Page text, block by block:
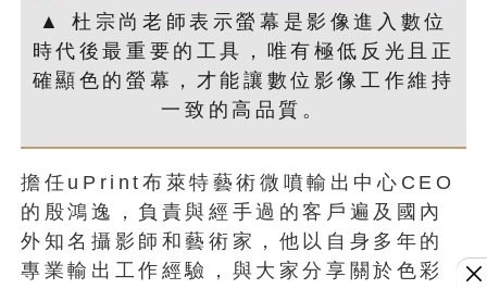
▲ 杜宗尚老師表示螢幕是影像進入數位
時代後最重要的工具，唯有極低反光且正
確顯色的螢幕，才能讓數位影像工作維持
一致的高品質。
擔任uPrint布萊特藝術微噴輸出中心CEO
的殷鴻逸，負責與經手過的客戶遍及國內
外知名攝影師和藝術家，他以自身多年的
專業輸出工作經驗，與大家分享關於色彩